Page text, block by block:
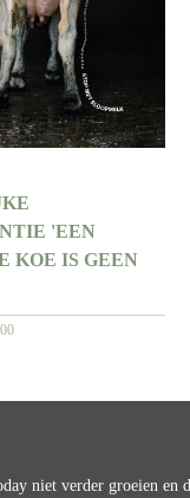
'EEN
KOE IS GEEN
niet verder groeien en